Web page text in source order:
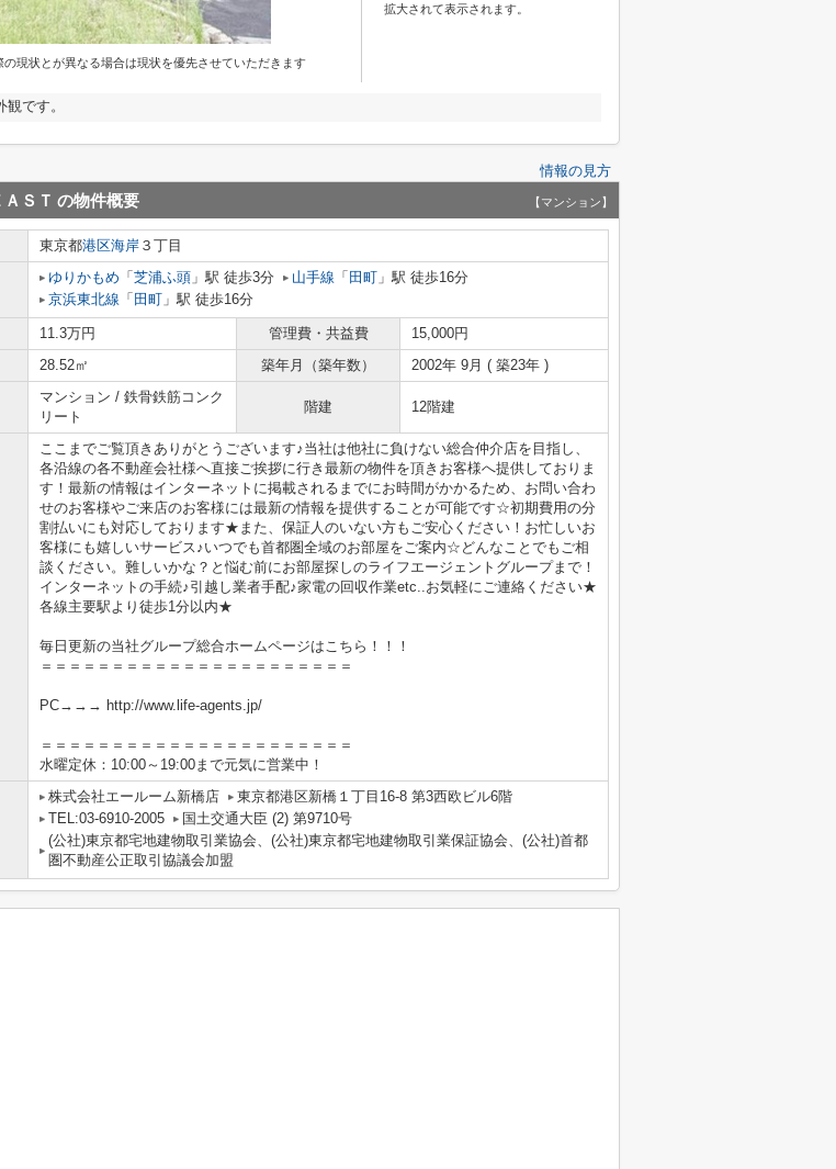
現状とが異なる場合は現状を優先させていただきます
拡大されて表示されます。
観です。
情報の見方
ＳＴ の物件概要 【マンション】
東京都港区海岸 ３丁目
ゆりかもめ 「 芝浦ふ頭 」駅 徒歩3分 山手線 「 田町 」駅 徒歩16分
京浜東北線 「 田町 」駅 徒歩16分
11.3万円 管理費・共益費
15,000円
28.52㎡ 築年月（築年数） 2002年 9月 ( 築23年 )
マンション / 鉄骨鉄筋コンク
リート
階建 12階建
ここまでご覧頂きありがとうございます♪当社は他社に負けない総合仲介店を目指し、
各沿線の各不動産会社様へ直接ご挨拶に行き最新の物件を頂きお客様へ提供しておりま
す！最新の情報はインターネットに掲載されるまでにお時間がかかるため、お問い合わ
せのお客様やご来店のお客様には最新の情報を提供することが可能です☆初期費用の分
割払いにも対応しております★また、保証人のいない方もご安心ください！お忙しいお
客様にも嬉しいサービス♪いつでも首都圏全域のお部屋をご案内☆どんなことでもご相
談ください。難しいかな？と悩む前にお部屋探しのライフエージェントグループまで！
インターネットの手続♪引越し業者手配♪家電の回収作業etc..お気軽にご連絡ください★
各線主要駅より徒歩1分以内★
毎日更新の当社グループ総合ホームページはこちら！！！
＝＝＝＝＝＝＝＝＝＝＝＝＝＝＝＝＝＝＝＝＝＝
PC→→→ http://www.life-agents.jp/
＝＝＝＝＝＝＝＝＝＝＝＝＝＝＝＝＝＝＝＝＝＝
水曜定休：10:00～19:00まで元気に営業中！
株式会社エールーム新橋店
東京都港区新橋１丁目16-8 第3西欧ビル6階
TEL:03-6910-2005
国土交通大臣 (2) 第9710号
(公社)東京都宅地建物取引業協会、(公社)東京都宅地建物取引業保証協会、(公社)首都
圏不動産公正取引協議会加盟